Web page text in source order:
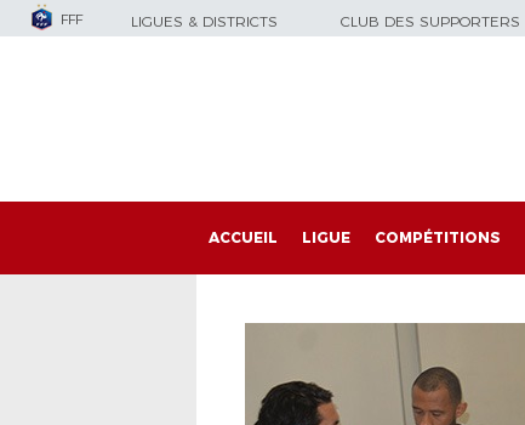
FFF LIGUES & DISTRICTS CLUB DES SUPPORTERS
ACCUEIL LIGUE COMPÉTITIONS